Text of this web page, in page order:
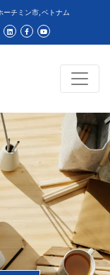
ーチミン市, ベトナム